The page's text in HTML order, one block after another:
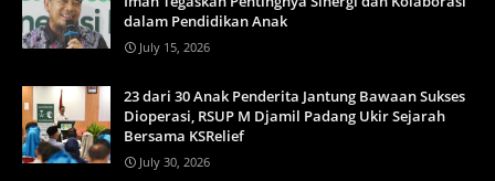
dalam Pendidikan Anak
July 15, 2026
23 dari 30 Anak Penderita Jantung Bawaan Sukses
Dioperasi, RSUP M Djamil Padang Ukir Sejarah
Bersama KSRelief
July 30, 2026